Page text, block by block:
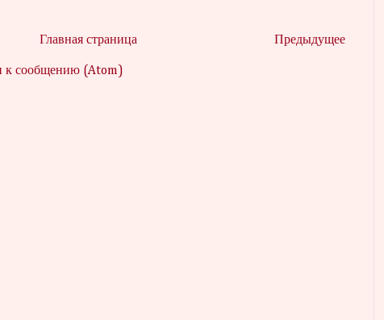
Предыдущее
Главная страница
к сообщению (Atom)